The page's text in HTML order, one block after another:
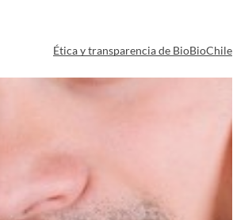
Ética y transparencia de BioBioChile